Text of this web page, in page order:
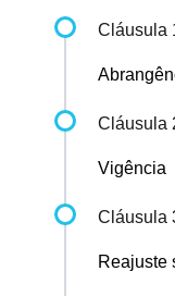
Cláusula
Cláusula
Vigência
Cláusula
Reajuste